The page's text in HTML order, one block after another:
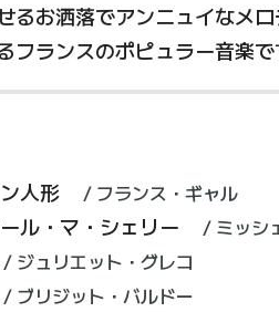
るお洒落でアンニュイなメ
フランスのポピュラー音楽で
人形 フランス・ギャル
ル・マ・シェリー ミッシ
ジュリエット・グレコ
ブリジット・バルドー